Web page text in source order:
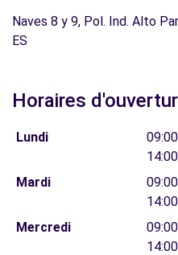
Naves 8 y 9, Pol. Ind. Alto
ES
Horaires
Lundi
Mardi
Mercredi